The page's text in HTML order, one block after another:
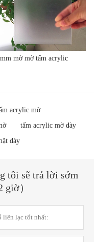
mờ mờ tấm acrylic
acrylic mờ
tấm acrylic mờ dày
dày
tôi sẽ trả lời sớm
giờ）